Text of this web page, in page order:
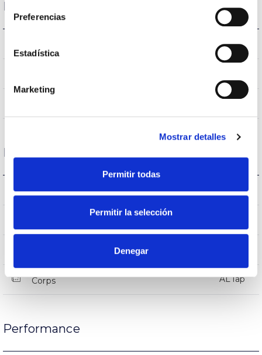
Preferencias
Estadística
Marketing
Mostrar detalles
Permitir todas
Permitir la selección
Denegar
Données optiques
4.000K
Logement et finition
IK Protection contre des impacts IK09
Corps AL iap
Performance